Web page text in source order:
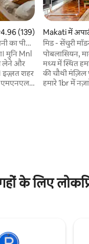
रेटिंग 5 में से 4.96, 139
4.96 (139)
का पीछा
लेने और
एमएनएल
Makati में
मिड - सेंचुरी
पोबलासियन,
मध्य में स्थित
की चौथी मंज़िल
हमारे 1br में
के लिए